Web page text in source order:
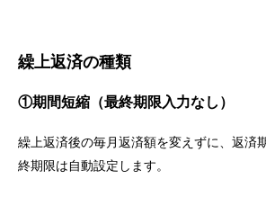
繰上返済の種類
①期間短縮（最終期限入力なし）
繰上返済後の毎月返済額を変えずに、返済
終期限は自動設定します。